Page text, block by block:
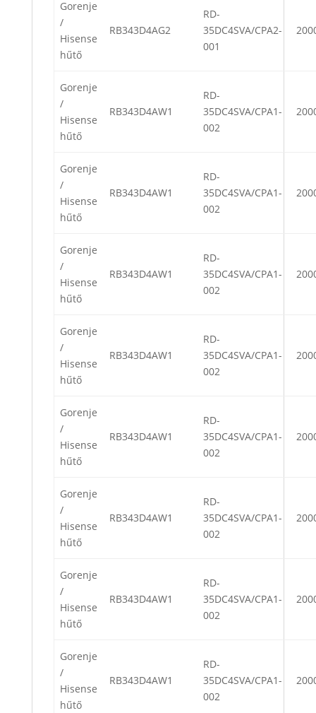
Gorenje
/
Hisense
hűtő
RB343D4AG2
RD-
35DC4SVA/CPA2-
001
Gorenje
/
Hisense
hűtő
RB343D4AW1
RD-
35DC4SVA/CPA1-
002
Gorenje
/
Hisense
hűtő
RB343D4AW1
RD-
35DC4SVA/CPA1-
002
Gorenje
/
Hisense
hűtő
RB343D4AW1
RD-
35DC4SVA/CPA1-
002
Gorenje
/
Hisense
hűtő
RB343D4AW1
RD-
35DC4SVA/CPA1-
002
Gorenje
/
Hisense
hűtő
RB343D4AW1
RD-
35DC4SVA/CPA1-
002
Gorenje
/
Hisense
hűtő
RB343D4AW1
RD-
35DC4SVA/CPA1-
002
Gorenje
/
Hisense
hűtő
RB343D4AW1
RD-
35DC4SVA/CPA1-
002
Gorenje
/
Hisense
hűtő
RB343D4AW1
RD-
35DC4SVA/CPA1-
002